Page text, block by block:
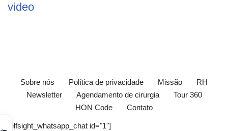
video
Sobre nós Política de privacidade Missão
RH
Newsletter
Agendamento de cirurgia
Tour 360
HON Code
Contato
[elfsight_whatsapp_chat id="1"]